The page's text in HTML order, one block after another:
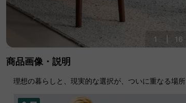
1 16
商品画像・説明
理想の暮らしと、現実的な選択が、ついに重なる場所